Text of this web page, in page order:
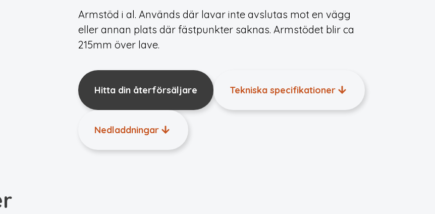
Armstöd i al. Används där lavar inte avslutas mot en vägg
eller annan plats där fästpunkter saknas. Armstödet blir ca
215mm över lave.
Hitta din återförsäljare Tekniska specifikationer
Nedladdningar